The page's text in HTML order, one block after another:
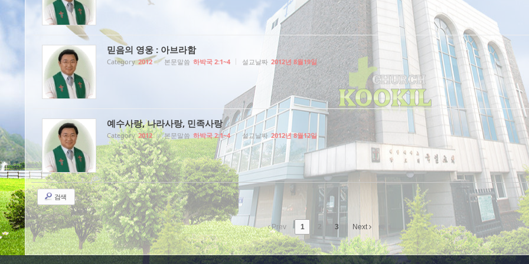
믿음의 영웅 : 아브라함
Category 2012 본문말씀 하박국 2:1~4 설교날짜 2012년 8월19일
예수사랑, 나라사랑, 민족사랑
Category 2012 본문말씀 하박국 2:1~4 설교날짜 2012년 8월12일
검색
Prev 1 3 Next